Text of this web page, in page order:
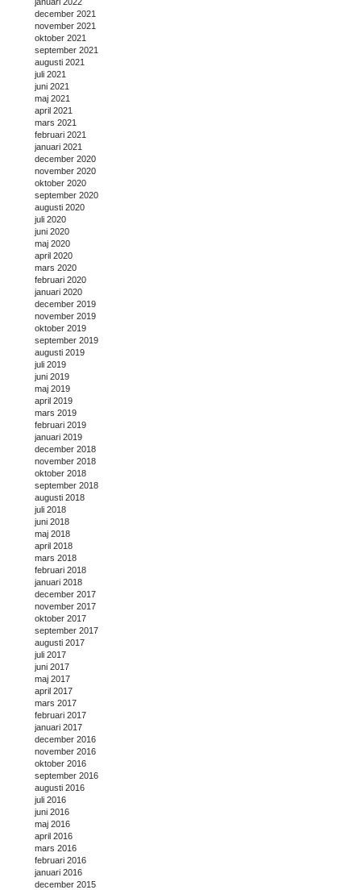
december 2021
november 2021
oktober 2021
september 2021
augusti 2021
juli 2021
juni 2021
maj 2021
april 2021
mars 2021
februari 2021
januari 2021
december 2020
november 2020
oktober 2020
september 2020
augusti 2020
juli 2020
juni 2020
maj 2020
april 2020
mars 2020
februari 2020
januari 2020
december 2019
november 2019
oktober 2019
september 2019
augusti 2019
juli 2019
juni 2019
maj 2019
april 2019
mars 2019
februari 2019
januari 2019
december 2018
november 2018
oktober 2018
september 2018
augusti 2018
juli 2018
juni 2018
maj 2018
april 2018
mars 2018
februari 2018
januari 2018
december 2017
november 2017
oktober 2017
september 2017
augusti 2017
juli 2017
juni 2017
maj 2017
april 2017
mars 2017
februari 2017
januari 2017
december 2016
november 2016
oktober 2016
september 2016
augusti 2016
juli 2016
juni 2016
maj 2016
april 2016
mars 2016
februari 2016
januari 2016
december 2015